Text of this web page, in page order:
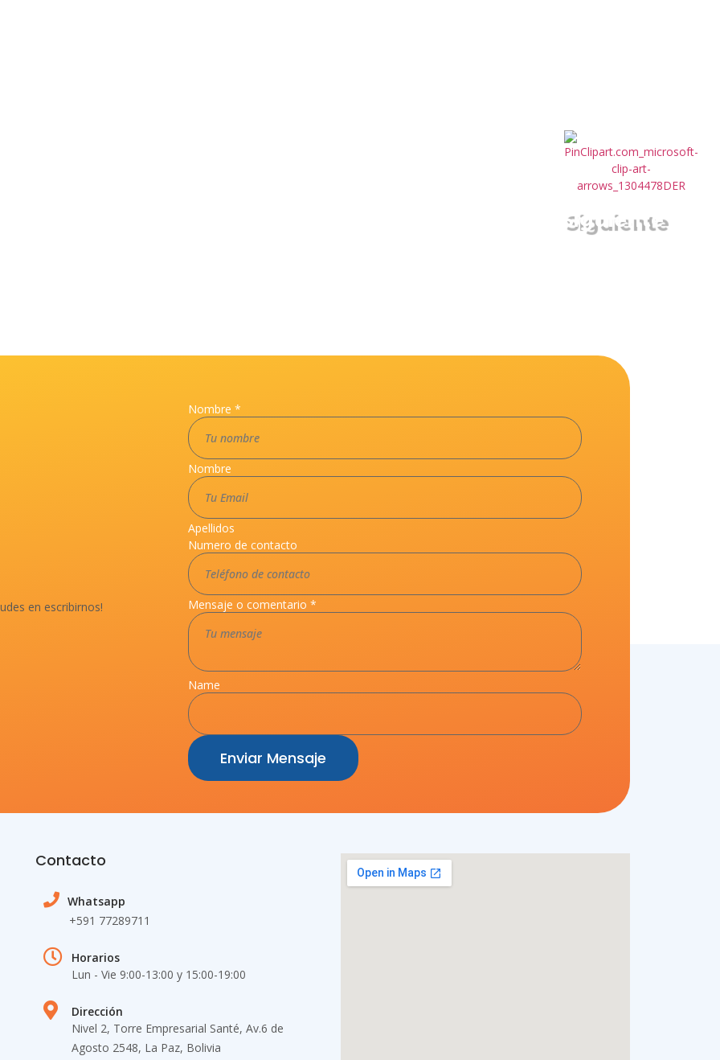
Siguiente
en escribirnos!
Nombre *
Nombre
Apellidos
Numero de contacto
Mensaje o comentario *
Name
Enviar Mensaje
Contacto
Whatsapp
+591 77289711
Horarios
Lun - Vie 9:00-13:00 y 15:00-19​:00
Dirección
Nivel 2, Torre Empresarial Santé, Av.6 de
Agosto 2548, La Paz, Bolivia